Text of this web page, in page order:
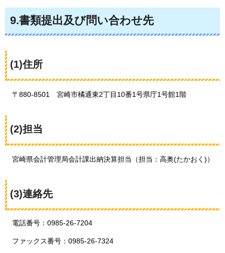
9.書類提出及び問い合わせ先
(1)住所
〒 880-8501 宮崎市橘通東2丁目10番1号県庁1号館1階
(2)担当
宮崎県会計管理局会計課出納決算担当（担当：高奥(たかおく)）
(3)連絡先
電話番号：0985-26-7204
ファックス番号：0985-26-7324